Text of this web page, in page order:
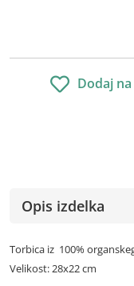
Dodaj
Opis izdelka
Torbica iz 100%
Velikost: 28x22 cm